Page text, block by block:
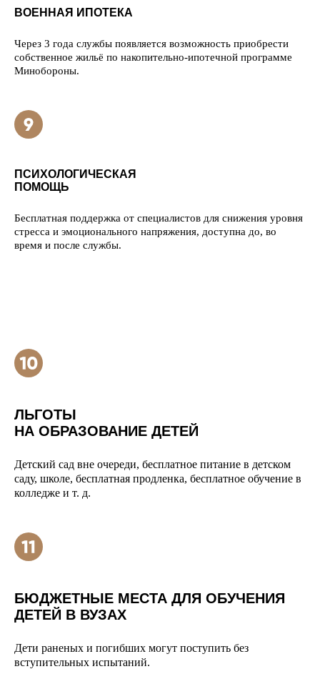
ВОЕННАЯ ИПОТЕКА
Через 3 года службы появляется возможность приобрести
собственное жильё по накопительно-ипотечной программе
Минобороны.
ПСИХОЛОГИЧЕСКАЯ
ПОМОЩЬ
Бесплатная поддержка от специалистов для снижения уровня
стресса и эмоционального напряжения, доступна до, во
время и после службы.
ЛЬГОТЫ
НА ОБРАЗОВАНИЕ ДЕТЕЙ
Детский сад вне очереди, бесплатное питание в детском
саду, школе, бесплатная продленка, бесплатное обучение в
колледже и т. д.
БЮДЖЕТНЫЕ МЕСТА ДЛЯ ОБУЧЕНИЯ
ДЕТЕЙ В ВУЗАХ
Дети раненых и погибших могут поступить без
вступительных испытаний.